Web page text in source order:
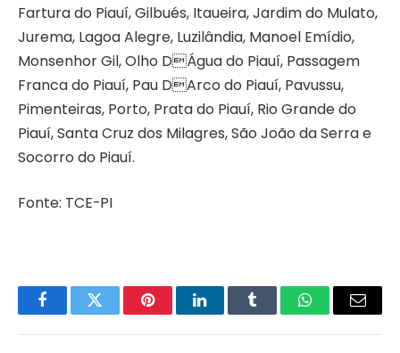
Fartura do Piauí, Gilbués, Itaueira, Jardim do Mulato,
Jurema, Lagoa Alegre, Luzilândia, Manoel Emídio,
Monsenhor Gil, Olho DÁgua do Piauí, Passagem
Franca do Piauí, Pau DArco do Piauí, Pavussu,
Pimenteiras, Porto, Prata do Piauí, Rio Grande do
Piauí, Santa Cruz dos Milagres, São João da Serra e
Socorro do Piauí.
Fonte: TCE-PI
FacebookTwitter PinterestLinkedInTumblr WhatsAppEmail